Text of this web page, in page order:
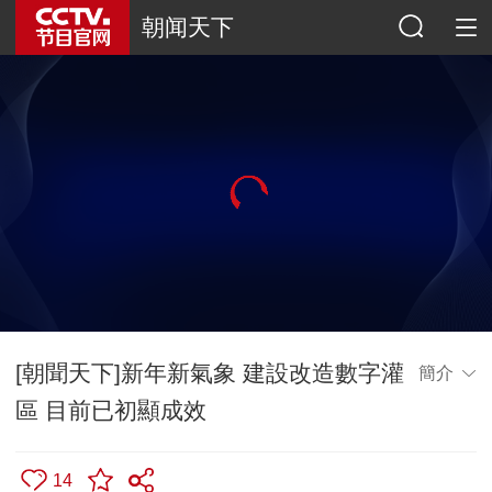
朝闻天下
[朝聞天下]新年新氣象 建設改造數字灌
區 目前已初顯成效
簡介
14